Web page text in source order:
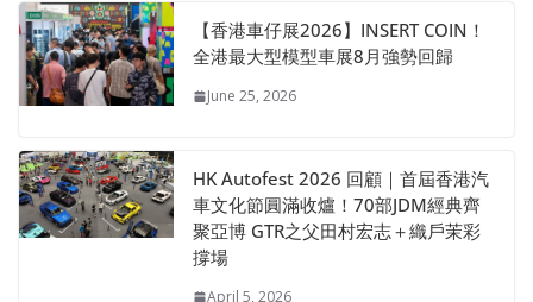
【香港車仔展2026】INSERT COIN！
全港最大型模型車展8月強勢回歸
June 25, 2026
HK Autofest 2026 回顧｜首屆香港汽
車文化節圓滿收爐！70部JDM經典齊
聚亞博 GTR之父田村宏志＋織戶茉彩
撐場
April 5, 2026